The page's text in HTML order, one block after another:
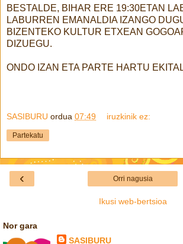
BESTALDE, BIHAR ERE 19:30ETAN
LABURREN EMANALDIA IZANGO
BIZENTEKO KULTUR ETXEAN
DIZUEGU.
ONDO IZAN ETA PARTE HARTU
SASIBURU ordua 07:49 iruzkinik ez:
Partekatu
‹ Orri nagusia
Ikusi web-bertsioa
Nor gara
SASIBURU